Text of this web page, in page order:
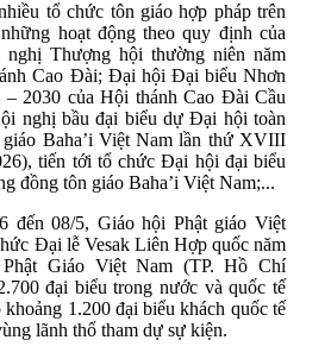
tổ chức tôn giáo hợp pháp trên
hoạt động theo quy định của
Thượng hội thường niên năm
Cao Đài; Đại hội Đại biểu Nhơn
– 2030 của Hội thánh Cao Đài Cầu
nghị bầu đại biểu dự Đại hội toàn
Baha’i Việt Nam lần thứ XVIII
tiến tới tổ chức Đại hội đại biểu
đồng tôn giáo Baha’i Việt Nam;...
đến 08/5, Giáo hội Phật giáo Việt
Đại lễ Vesak Liên Hợp quốc năm
Giáo Việt Nam (TP. Hồ Chí
đại biểu trong nước và quốc tế
1.200 đại biểu khách quốc tế
lãnh thổ tham dự sự kiện.